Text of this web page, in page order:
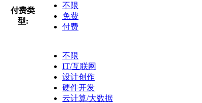
付费类
型:
不限
免费
付费
不限
IT/互联网
设计创作
硬件开发
云计算/大数据